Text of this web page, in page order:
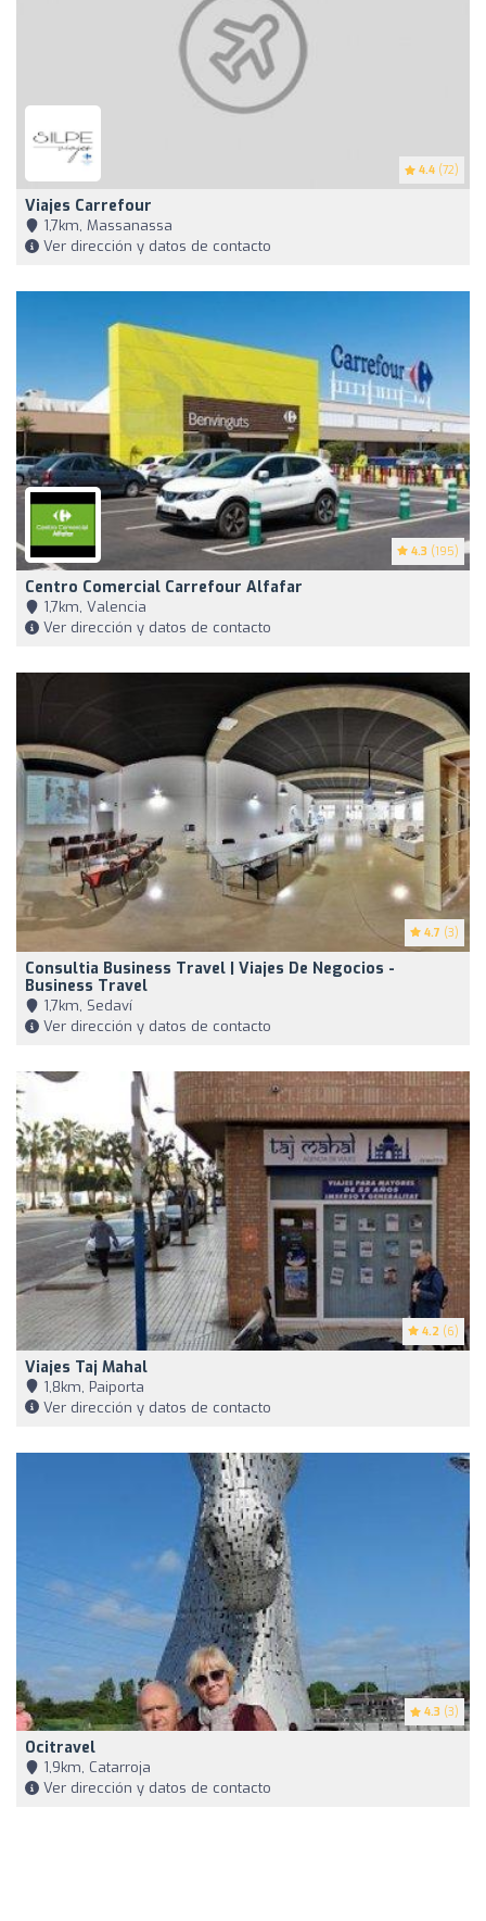
4.4 (72)
Viajes Carrefour
1,7km, Massanassa
Ver dirección y datos de contacto
4.3 (195)
Centro Comercial Carrefour Alfafar
1,7km, Valencia
Ver dirección y datos de contacto
4.7 (3)
Consultia Business Travel | Viajes De Negocios -
Business Travel
1,7km, Sedaví
Ver dirección y datos de contacto
4.2 (6)
Viajes Taj Mahal
1,8km, Paiporta
Ver dirección y datos de contacto
4.3 (3)
Ocitravel
1,9km, Catarroja
Ver dirección y datos de contacto